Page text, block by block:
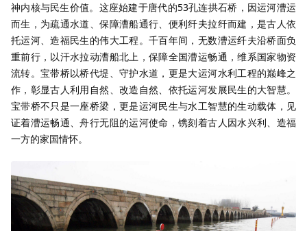
神内核与民生价值。这座始建于唐代的53孔连拱石桥，因运河漕运
而生，为疏通水道、保障漕船通行、便利纤夫拉纤而建，是古人依
托运河、造福民生的伟大工程。千百年间，无数漕运纤夫沿桥面负
重前行，以汗水拉动漕船北上，保障全国漕运畅通，维系国家物资
流转。宝带桥以桥代堤、守护水道，更是大运河水利工程的巅峰之
作，彰显古人利用自然、改造自然、依托运河发展民生的大智慧。
宝带桥不只是一座桥梁，更是运河民生与水工智慧的生动载体，见
证着漕运畅通、舟行无阻的运河使命，镌刻着古人因水兴利、造福
一方的家国情怀。